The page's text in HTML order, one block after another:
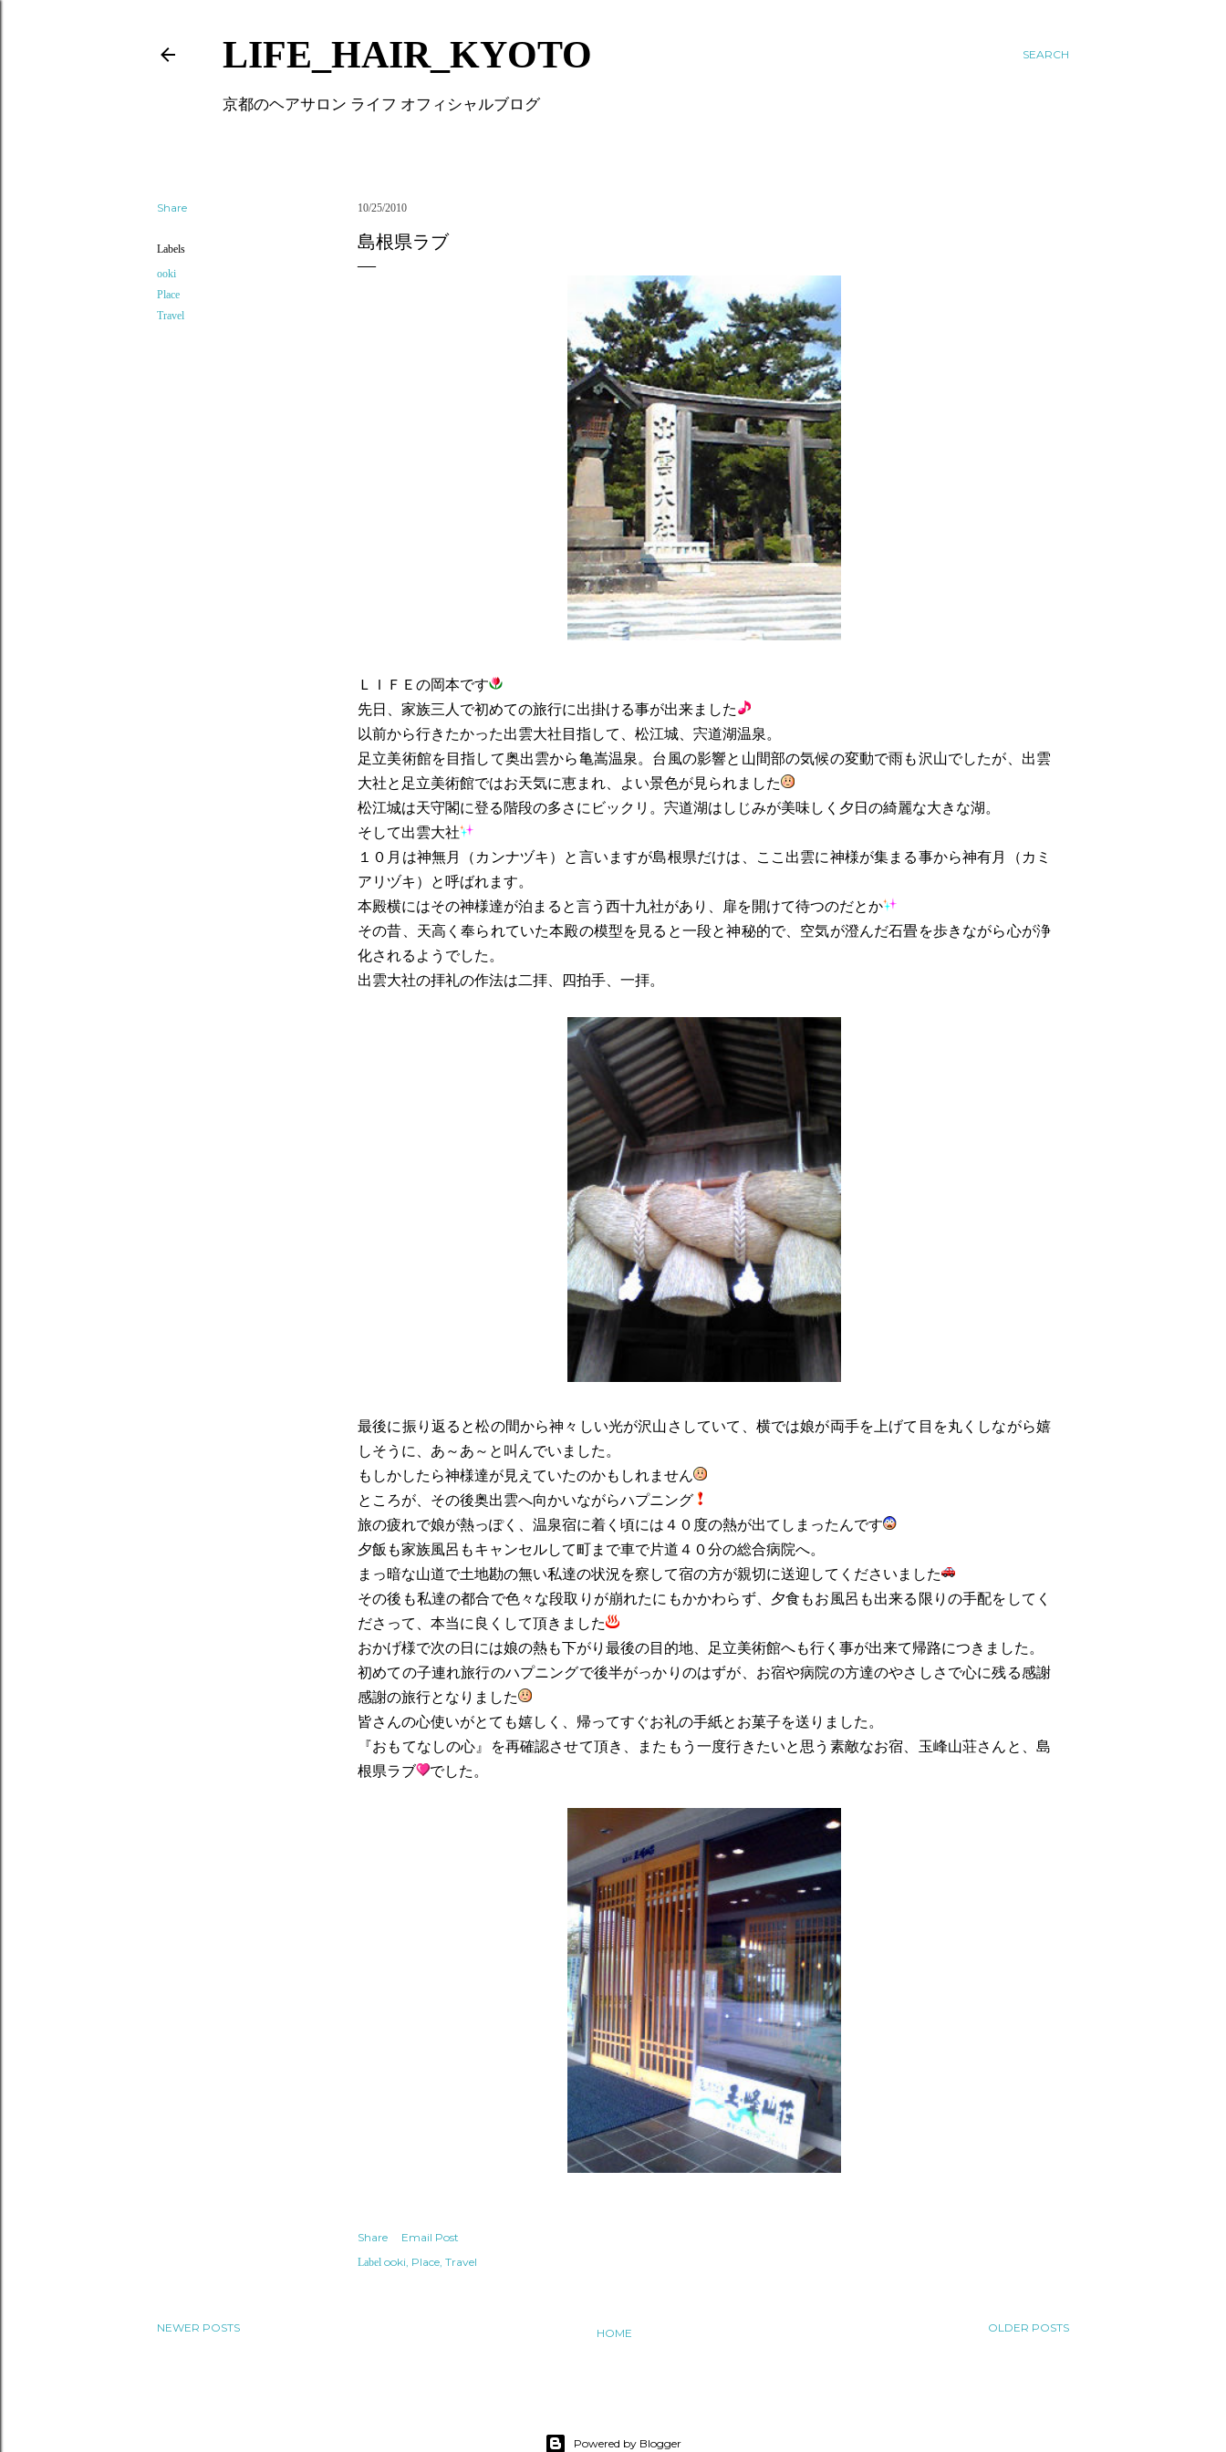
SEARCH
LIFE_HAIR_KYOTO
京都のヘアサロン ライフ オフィシャルブログ
Share
Labels
ooki
Place
Travel
10/25/2010
島根県ラブ
ＬＩＦＥの岡本です
先日、家族三人で初めての旅行に出掛ける事が出来ました
以前から行きたかった出雲大社目指して、松江城、宍道湖温泉。
足立美術館を目指して奥出雲から亀嵩温泉。台風の影響と山間部の気候の変動で雨も沢山でしたが、出雲
大社と足立美術館ではお天気に恵まれ、よい景色が見られました
松江城は天守閣に登る階段の多さにビックリ。宍道湖はしじみが美味しく夕日の綺麗な大きな湖。
そして出雲大社
１０月は神無月（カンナヅキ）と言いますが島根県だけは、ここ出雲に神様が集まる事から神有月（カミ
アリヅキ）と呼ばれます。
本殿横にはその神様達が泊まると言う西十九社があり、扉を開けて待つのだとか
その昔、天高く奉られていた本殿の模型を見ると一段と神秘的で、空気が澄んだ石畳を歩きながら心が浄
化されるようでした。
出雲大社の拝礼の作法は二拝、四拍手、一拝。
最後に振り返ると松の間から神々しい光が沢山さしていて、横では娘が両手を上げて目を丸くしながら嬉
しそうに、あ～あ～と叫んでいました。
もしかしたら神様達が見えていたのかもしれません
ところが、その後奥出雲へ向かいながらハプニング
旅の疲れで娘が熱っぽく、温泉宿に着く頃には４０度の熱が出てしまったんです
夕飯も家族風呂もキャンセルして町まで車で片道４０分の総合病院へ。
まっ暗な山道で土地勘の無い私達の状況を察して宿の方が親切に送迎してくださいました
その後も私達の都合で色々な段取りが崩れたにもかかわらず、夕食もお風呂も出来る限りの手配をしてく
ださって、本当に良くして頂きました
おかげ様で次の日には娘の熱も下がり最後の目的地、足立美術館へも行く事が出来て帰路につきました。
初めての子連れ旅行のハプニングで後半がっかりのはずが、お宿や病院の方達のやさしさで心に残る感謝
感謝の旅行となりました
皆さんの心使いがとても嬉しく、帰ってすぐお礼の手紙とお菓子を送りました。
『おもてなしの心』を再確認させて頂き、またもう一度行きたいと思う素敵なお宿、玉峰山荘さんと、島
根県ラブ
でした。
Share Email Post
Label ooki Place Travel
NEWER POSTS OLDER POSTS
HOME
Powered by Blogger